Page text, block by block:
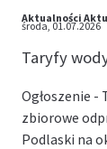
Aktualności
środa, 01.07.2026
Taryfy
Ogłoszenie -
zbiorowe
Podlaski na